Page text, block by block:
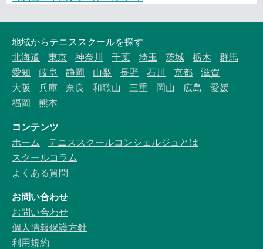
地域からテニススクールを探す
北海道
東京 神奈川 千葉 埼玉 茨城 栃木
群馬
愛知
岐阜 静岡 山梨 長野 石川 京都
滋賀
大阪
兵庫 奈良 和歌山 三重 岡山 広島
愛媛
福岡
熊本
コンテンツ
ホーム
テニススクールコンシェルジュとは
スクールコラム
よくある質問
お問い合わせ
お問い合わせ
個人情報保護方針
利用規約